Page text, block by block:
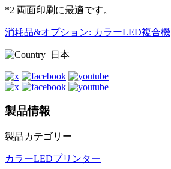
*2 両面印刷に最適です。
消耗品&オプション: カラーLED複合機
日本
製品情報
製品カテゴリー
カラーLEDプリンター